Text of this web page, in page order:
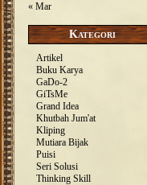
« Mar
Kategori
Artikel
Buku Karya
GaDo-2
GiTsMe
Grand Idea
Khutbah Jum'at
Kliping
Mutiara Bijak
Puisi
Seri Solusi
Thinking Skill